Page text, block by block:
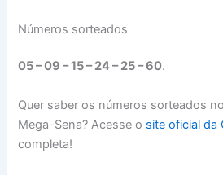
Números sorteados
05 – 09 – 15 – 24 – 25 – 60.
Quer saber os números sorteados
Mega-Sena? Acesse o site oficial da
completa!